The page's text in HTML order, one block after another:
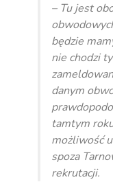
– Tu jest
będzie
nie chodzi
danym
tamtym
możliwość
spoza
rekrutacji.